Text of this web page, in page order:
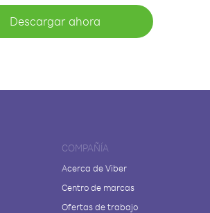
Descargar ahora
COMPAÑÍA
Acerca de Viber
Centro de marcas
Ofertas de trabajo